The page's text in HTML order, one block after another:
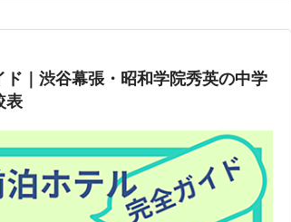
｜渋谷幕張・昭和学院秀英の中学
表